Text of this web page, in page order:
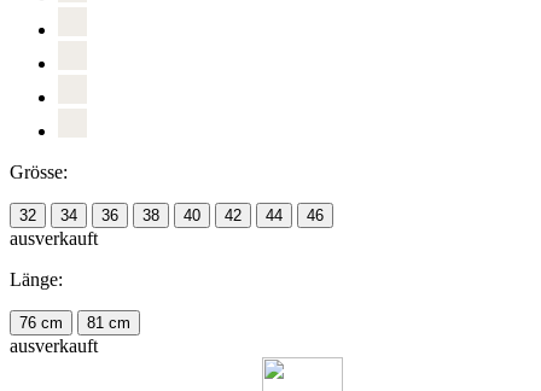
Grösse:
32 34 36 38 40 42 44 46
ausverkauft
Länge:
76 cm 81 cm
ausverkauft